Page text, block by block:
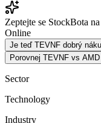
Zeptejte se StockBota
Online
Je teď TEVNF dobrý
Porovnej TEVNF vs AMD
Sector
Technology
Industry